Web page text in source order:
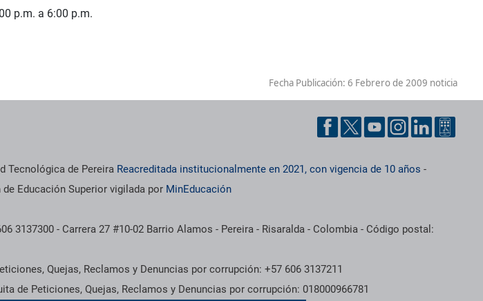
p.m. a 6:00 p.m.
Fecha Publicación: 6 Febrero de 2009 noticia
Tecnológica de Pereira Reacreditada institucionalmente en 2021, con vigencia de 10 años -
Educación Superior vigilada por MinEducación
3137300 - Carrera 27 #10-02 Barrio Alamos - Pereira - Risaralda - Colombia - Código postal:
Quejas, Reclamos y Denuncias por corrupción: +57 606 3137211
de Peticiones, Quejas, Reclamos y Denuncias por corrupción: 018000966781